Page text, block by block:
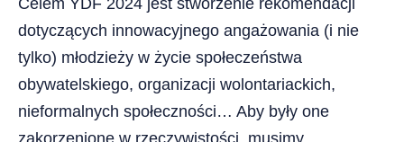
dotyczących innowacyjnego angażowania (i nie
tylko) młodzieży w życie społeczeństwa
obywatelskiego, organizacji wolontariackich,
nieformalnych społeczności… Aby były one
zakorzenione w rzeczywistości, musimy